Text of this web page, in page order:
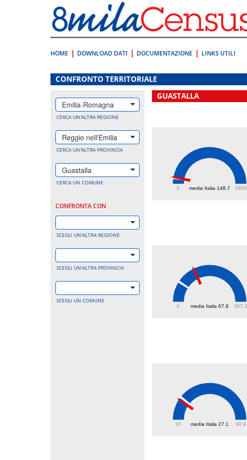
direttamente
a:
Contenuto
HOME DOWNLOAD DATI DOCUMENTAZIONE LINKS UTILI
.
CONFRONTO TERRITORIALE
Emilia-Romagna
CERCA UN'ALTRA REGIONE
Reggio nell'Emilia
CERCA UN'ALTRA PROVINCIA
Guastalla
CERCA UN COMUNE
CONFRONTA CON
SCEGLI UN'ALTRA REGIONE
SCEGLI UN'ALTRA PROVINCIA
SCEGLI UN COMUNE
GUASTALLA
media Italia 148.7
0 2850
media Italia 67.8
0 367.1
media Italia 27.1
10 90.9